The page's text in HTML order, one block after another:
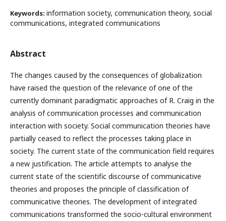
Keywords: information society, communication theory, social
communications, integrated communications
Abstract
The changes caused by the consequences of globalization
have raised the question of the relevance of one of the
currently dominant paradigmatic approaches of R. Craig in the
analysis of communication processes and communication
interaction with society. Social communication theories have
partially ceased to reflect the processes taking place in
society. The current state of the communication field requires
a new justification. The article attempts to analyse the
current state of the scientific discourse of communicative
theories and proposes the principle of classification of
communicative theories. The development of integrated
communications transformed the socio-cultural environment